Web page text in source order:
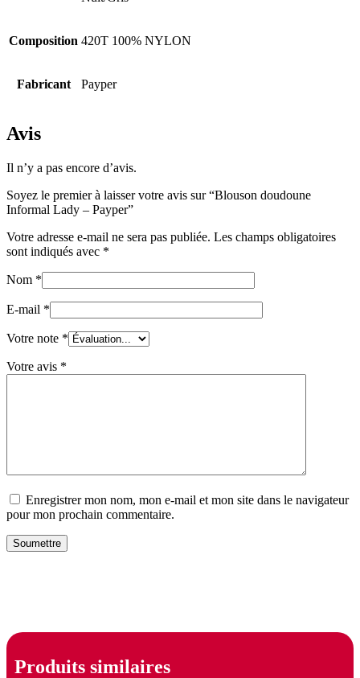
Composition 420T 100% NYLON
Fabricant Payper
Avis
Il n’y a pas encore d’avis.
Soyez le premier à laisser votre avis sur “Blouson doudoune
Informal Lady – Payper”
Votre adresse e-mail ne sera pas publiée. Les champs obligatoires
sont indiqués avec *
Nom *
E-mail *
Votre note *
Votre avis *
Enregistrer mon nom, mon e-mail et mon site dans le navigateur
pour mon prochain commentaire.
Produits similaires